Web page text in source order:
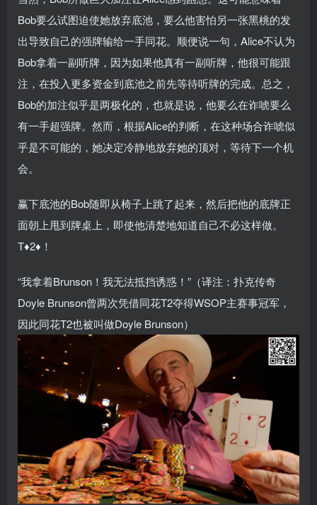
Bob要么试图迫使她放弃底池，要么他害怕另一张黑桃的发
出导致自己的强牌输给一手同花。顺便说一句，Alice不认为
Bob拿着一副听牌，因为如果他真有一副听牌，他很可能跟
注，在投入更多资金到底池之前先等待听牌的完成。总之，
Bob的加注似乎是两极化的，也就是说，他要么在诈唬要么
有一手超强牌。然而，根据Alice的判断，在这种场合诈唬似
乎是不可能的，她决定冷静地放弃她的顶对，等待下一个机
会。
赢下底池的Bob随即从椅子上跳了起来，然后把他的底牌正
面朝上甩到牌桌上，即使他清楚地知道自己不必这样做。
T♦2♦！
“我拿着Brunson！我无法抵挡诱惑！”（译注：扑克传奇
Doyle Brunson曾两次凭借同花T2夺得WSOP主赛事冠军，
因此同花T2也被叫做Doyle Brunson）